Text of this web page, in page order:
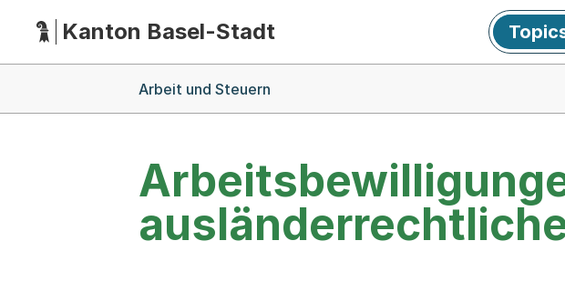
HauptnavigationKanton Basel-Stadt
Arbeit und Steuern